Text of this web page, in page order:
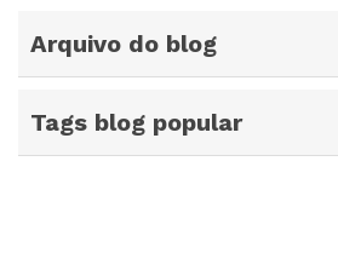
Arquivo do blog
Tags blog popular